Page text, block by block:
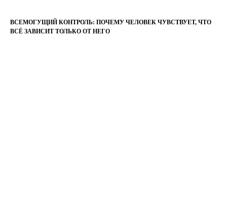
ВСЕМОГУЩИЙ КОНТРОЛЬ: ПОЧЕМУ ЧЕЛОВЕК ЧУВСТВУЕТ, ЧТО
ВСЁ ЗАВИСИТ ТОЛЬКО ОТ НЕГО